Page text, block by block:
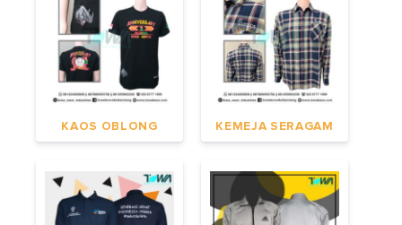
KAOS OBLONG KEMEJA SERAGAM